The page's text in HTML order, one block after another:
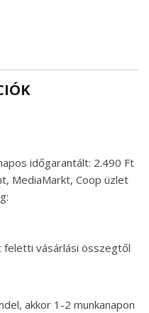
időgarantált: 2.490 Ft
MediaMarkt, Coop üzlet
feletti vásárlási összegtől
akkor 1-2 munkanapon